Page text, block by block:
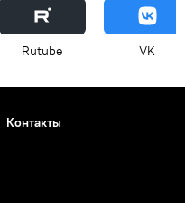
Rutube VK
Контакты